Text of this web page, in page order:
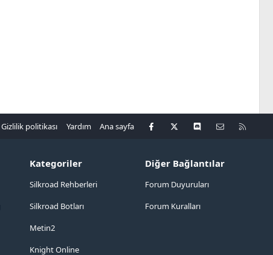
Gizlilik politikası Yardım Ana sayfa Facebook
X Discord Bize ulaşın
Kategoriler
Silkroad Rehberleri
Silkroad Botları
Metin2
Knight Online
Diğer Bağlantılar
Forum Duyuruları
Forum Kuralları